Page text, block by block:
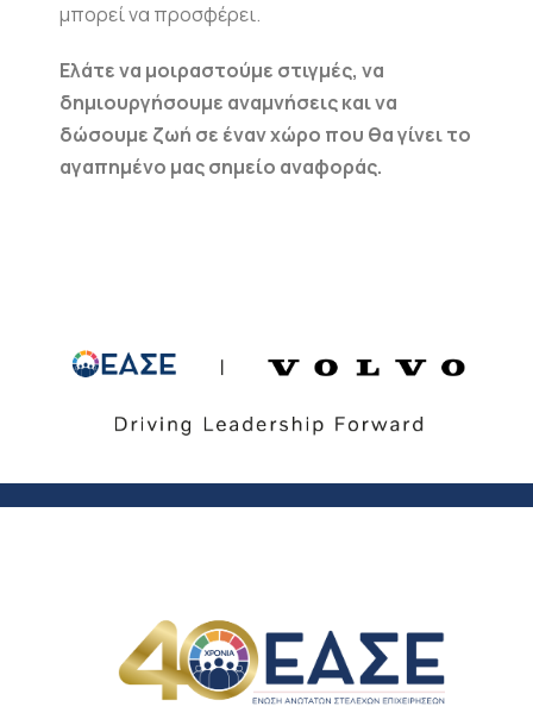
μπορεί να προσφέρει.
Ελάτε να μοιραστούμε στιγμές, να
δημιουργήσουμε αναμνήσεις και να
δώσουμε ζωή σε έναν χώρο που θα γίνει το
αγαπημένο μας σημείο αναφοράς.